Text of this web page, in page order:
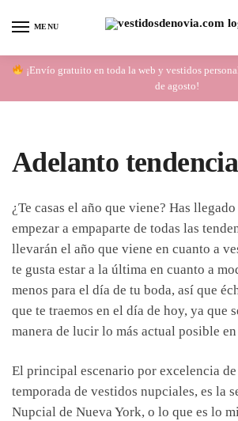
MENU
¡Envío gratuito en toda la web y vestidos
de agosto!
Adelanto
¿Te casas el año que viene? Has
empezar a empaparte de todas las
llevarán el año que viene en cuanto a
te gusta estar a la última en cuanto a
menos para el día de tu boda, así que
que te traemos en el día de hoy, ya que
manera de lucir lo más actual posible
El principal escenario por excelencia
temporada de vestidos nupciales, es la
Nupcial de Nueva York, o lo que es lo